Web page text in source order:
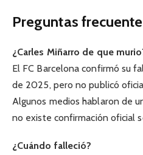
Preguntas
¿Carles Miñarro de que
El FC Barcelona confirmó su
de 2025, pero no publicó
Algunos medios hablaron de
no existe confirmación oficial
¿Cuándo falleció?